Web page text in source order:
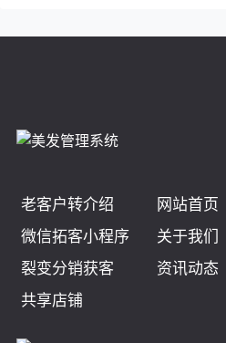
美容院自动拓客系统
在线咨询